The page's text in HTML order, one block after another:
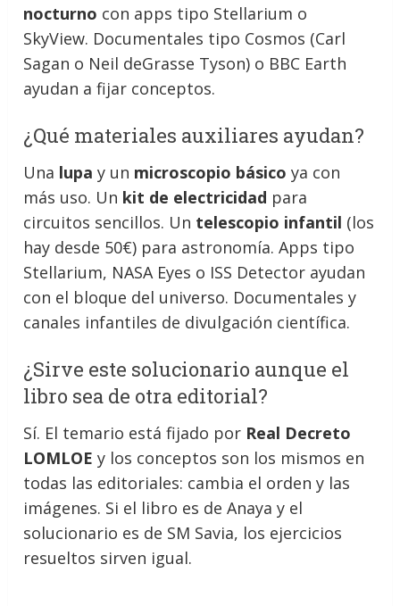
nocturno con apps tipo Stellarium o
SkyView. Documentales tipo Cosmos (Carl
Sagan o Neil deGrasse Tyson) o BBC Earth
ayudan a fijar conceptos.
¿Qué materiales auxiliares ayudan?
Una lupa y un microscopio básico ya con
más uso. Un kit de electricidad para
circuitos sencillos. Un telescopio infantil (los
hay desde 50€) para astronomía. Apps tipo
Stellarium, NASA Eyes o ISS Detector ayudan
con el bloque del universo. Documentales y
canales infantiles de divulgación científica.
¿Sirve este solucionario aunque el
libro sea de otra editorial?
Sí. El temario está fijado por Real Decreto
LOMLOE y los conceptos son los mismos en
todas las editoriales: cambia el orden y las
imágenes. Si el libro es de Anaya y el
solucionario es de SM Savia, los ejercicios
resueltos sirven igual.